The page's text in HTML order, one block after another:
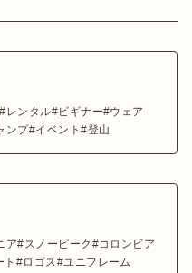
レンタル ビギナー
ウェア
ンプ イベント 登山
ア スノーピーク
コロンビア
ト ロゴス
ユニフレーム